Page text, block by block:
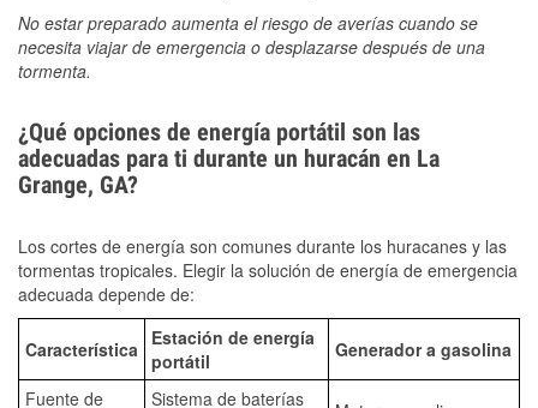
No estar preparado aumenta el riesgo de averías cuando se
necesita viajar de emergencia o desplazarse después de una
tormenta.
¿Qué opciones de energía portátil son las
adecuadas para ti durante un huracán en La
Grange, GA?
Los cortes de energía son comunes durante los huracanes y las
tormentas tropicales. Elegir la solución de energía de emergencia
adecuada depende de:
Característica
Estación de energía
portátil
Generador a gasolina
Fuente de Sistema de baterías